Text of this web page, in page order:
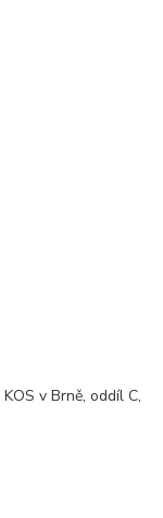
v Brně, oddíl C,